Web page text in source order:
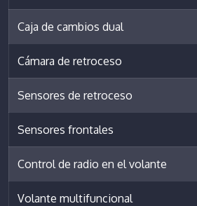
Caja de cambios dual
Cámara de retroceso
Sensores de retroceso
Sensores frontales
Control de radio en el volante
Volante multifuncional